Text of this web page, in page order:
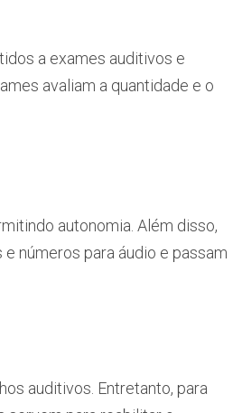
a exames auditivos e
avaliam a quantidade e o
autonomia. Além disso,
números para áudio e passam
auditivos. Entretanto, para